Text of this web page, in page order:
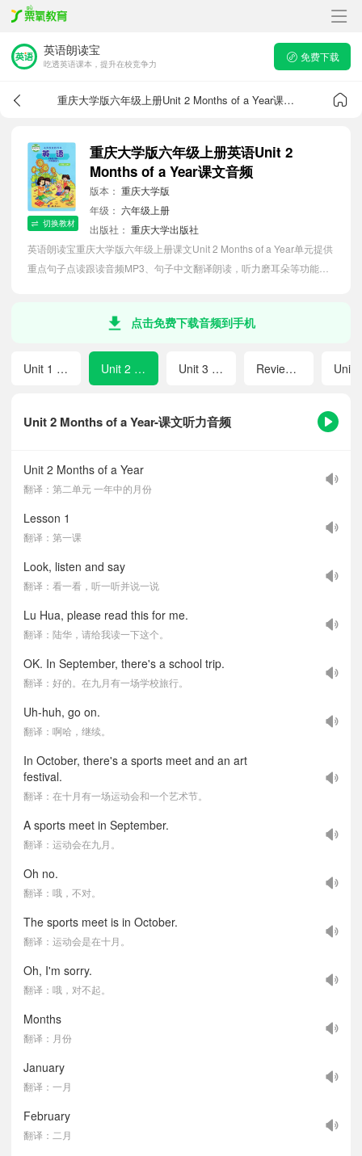
英语朗读宝
吃透英语课本，提升在校竞争力
免费下载
重庆大学版六年级上册Unit 2 Months of a Year课文音频
切换教材
重庆大学版六年级上册英语Unit 2
Months of a Year课文音频
版本： 重庆大学版
年级： 六年级上册
出版社： 重庆大学出版社
英语朗读宝重庆大学版六年级上册课文Unit 2 Months of a Year单元提供
重点句子点读跟读音频MP3、句子中文翻译朗读，听力磨耳朵等功能，
点击免费下载音频到手机
Unit 2 Months of a Year-课文听力音频
Unit 2 Months of a Year
翻译：第二单元 一年中的月份
Lesson 1
翻译：第一课
Look, listen and say
翻译：看一看，听一听并说一说
Lu Hua, please read this for me.
翻译：陆华，请给我读一下这个。
OK. In September, there's a school trip.
翻译：好的。在九月有一场学校旅行。
Uh-huh, go on.
翻译：啊哈，继续。
In October, there's a sports meet and an art
festival.
翻译：在十月有一场运动会和一个艺术节。
A sports meet in September.
翻译：运动会在九月。
Oh no.
翻译：哦，不对。
The sports meet is in October.
翻译：运动会是在十月。
Oh, I'm sorry.
翻译：哦，对不起。
Months
翻译：月份
January
翻译：一月
February
翻译：二月
Unit 1 Our Teachers Unit 2 Months of a Year Unit 3 Our Hobbies Review 1